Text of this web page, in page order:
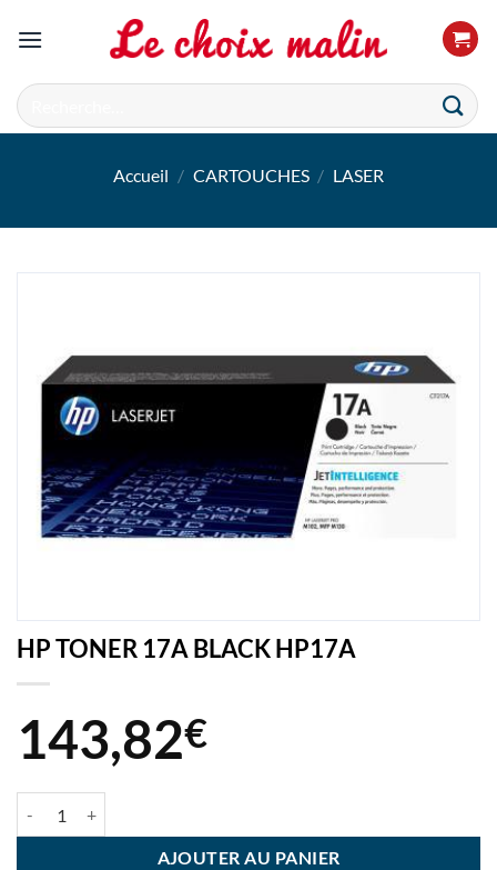
Recherche
pour :
Accueil / CARTOUCHES / LASER
HP TONER 17A BLACK HP17A
143,82€
AJOUTER AU PANIER